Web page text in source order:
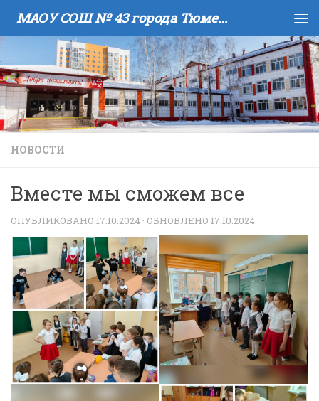
Skip to content МАОУ COШ № 43 города Тюмени имени В.И. Муравленко
НОВОСТИ
Вместе мы сможем все
ОПУБЛИКОВАНО 17.10.2024 · ОБНОВЛЕНО 17.10.2024